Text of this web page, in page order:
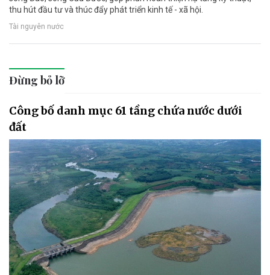
thu hút đầu tư và thúc đẩy phát triển kinh tế - xã hội.
Tài nguyên nước
Đừng bỏ lỡ
Công bố danh mục 61 tầng chứa nước dưới
đất